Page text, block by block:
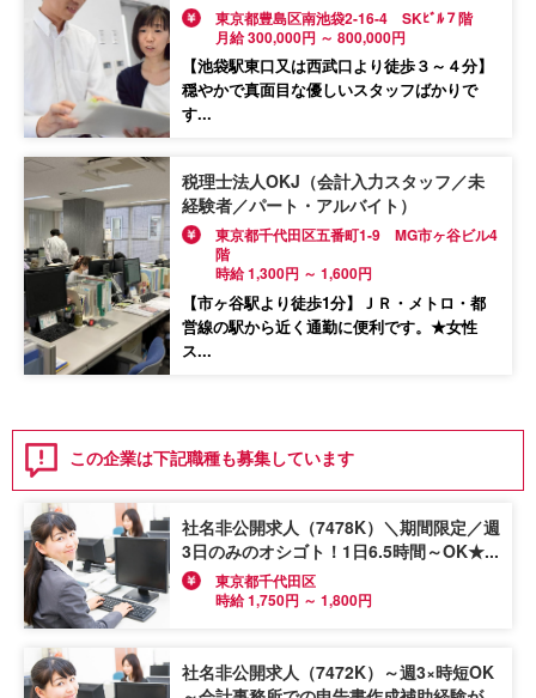
東京都豊島区南池袋2-16-4 SKﾋﾞﾙ７階
月給 300,000円 ～ 800,000円
【池袋駅東口又は西武口より徒歩３～４分】
穏やかで真面目な優しいスタッフばかりで
す...
税理士法人OKJ（会計入力スタッフ／未
経験者／パート・アルバイト）
東京都千代田区五番町1-9 MG市ヶ谷ビル4
階
時給 1,300円 ～ 1,600円
【市ヶ谷駅より徒歩1分】ＪＲ・メトロ・都
営線の駅から近く通勤に便利です。★女性
ス...
この企業は下記職種も募集しています
社名非公開求人（7478K）＼期間限定／週
3日のみのオシゴト！1日6.5時間～OK★
残業原則なし！≪記帳代行≫会計事務所で
の記帳代行経験＊
東京都千代田区
時給 1,750円 ～ 1,800円
社名非公開求人（7472K）～週3×時短OK